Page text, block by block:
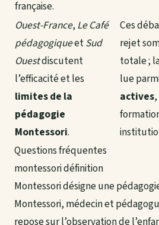
française.
Ouest-France,Le Café
pédagogiqueetSud
Ouestdiscutent
l’efficacité et les
limites de la
pédagogie
Montessori.
Ces
rejet
totale ;
lue
actives
Questions fréquentes
montessori définition
Montessori désigne une
Montessori, médecin et
repose sur l’observation de